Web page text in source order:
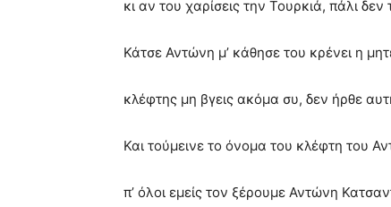
κι αν του χαρίσεις την Τουρκιά, πάλι δεν
Κάτσε Αντώνη μ’ κάθησε του κρένει η
κλέφτης μη βγεις ακόμα συ, δεν ήρθε
Και τούμεινε το όνομα του κλέφτη του
π’ όλοι εμείς τον ξέρουμε Αντώνη